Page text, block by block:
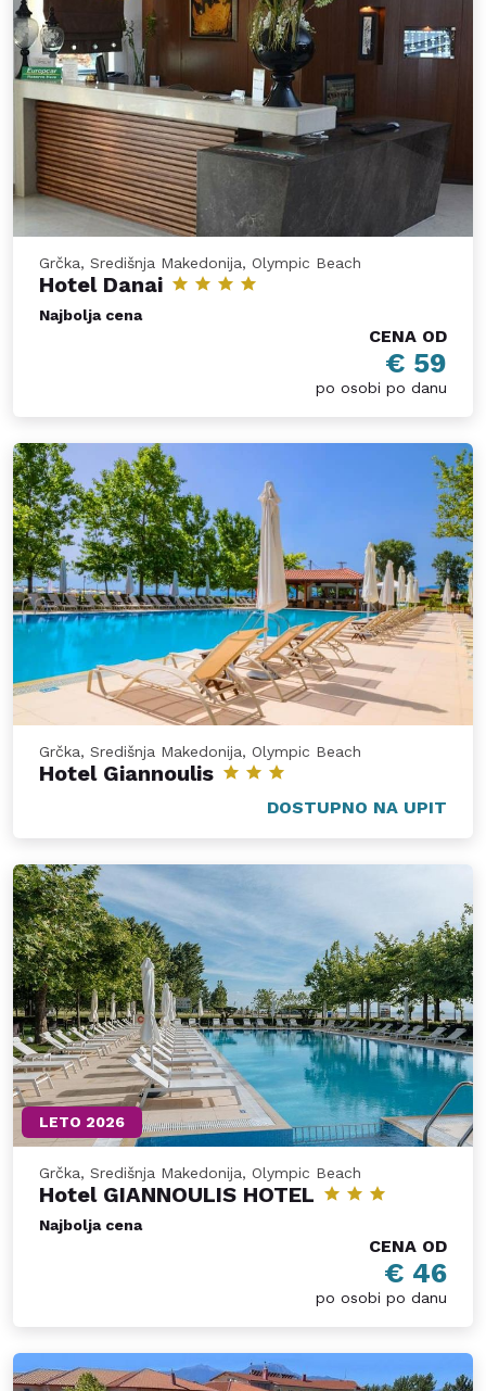
Grčka, Središnja Makedonija, Olympic Beach
Hotel Danai
Najbolja cena
CENA OD
€ 59
po osobi po danu
Grčka, Središnja Makedonija, Olympic Beach
Hotel Giannoulis
DOSTUPNO NA UPIT
LETO 2026
Grčka, Središnja Makedonija, Olympic Beach
Hotel GIANNOULIS HOTEL
Najbolja cena
CENA OD
€ 46
po osobi po danu